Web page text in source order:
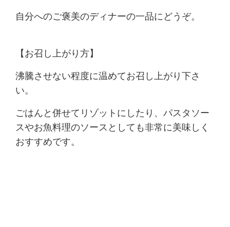
自分へのご褒美のディナーの一品にどうぞ。
【お召し上がり方】
沸騰させない程度に温めてお召し上がり下さ
い。
ごはんと併せてリゾットにしたり、パスタソー
スやお魚料理のソースとしても非常に美味しく
おすすめです。